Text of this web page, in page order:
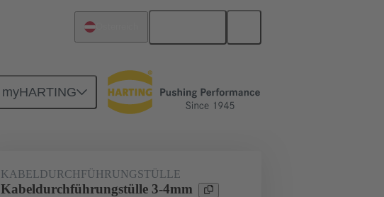
myHARTING
Dichtungen 09 00 000 5351
KABELDURCHFÜHRUNGSTÜLLE
Kabeldurchführungstülle 3-4mm